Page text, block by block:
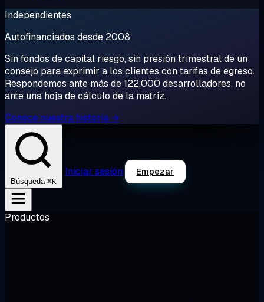
Independientes
Autofinanciados desde 2008
Sin fondos de capital riesgo, sin presión trimestral de un
consejo para exprimir a los clientes con tarifas de egreso.
Respondemos ante más de 122.000 desarrolladores, no
ante una hoja de cálculo de la matriz.
Conoce nuestra historia →
Búsqueda ⌘K
Iniciar sesión Empezar
Productos